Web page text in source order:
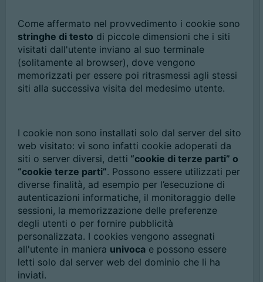
Come affermato nel provvedimento i cookie sono
stringhe di testo di piccole dimensioni che i siti
visitati dall'utente inviano al suo terminale
(solitamente al browser), dove vengono
memorizzati per essere poi ritrasmessi agli stessi
siti alla successiva visita del medesimo utente.
I cookie non sono installati solo dal server del sito
web visitato: vi sono infatti cookie adoperati da
siti o server diversi, detti “cookie di terze parti” o
“cookie terze parti”. Possono essere utilizzati per
diverse finalità, ad esempio per l’esecuzione di
autenticazioni informatiche, il monitoraggio delle
sessioni, la memorizzazione delle preferenze
degli utenti o per fornire pubblicità
personalizzata. I cookies vengono assegnati
all'utente in maniera univoca e possono essere
letti solo dal server web del dominio che li ha
inviati.